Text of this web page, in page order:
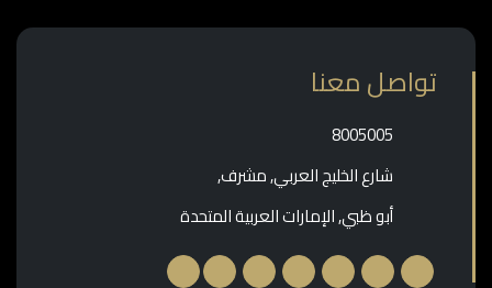
تواصل معنا
‎8005005‎
شارع الخليج العربي, مشرف,
أبو ظبي, الإمارات العربية المتحدة